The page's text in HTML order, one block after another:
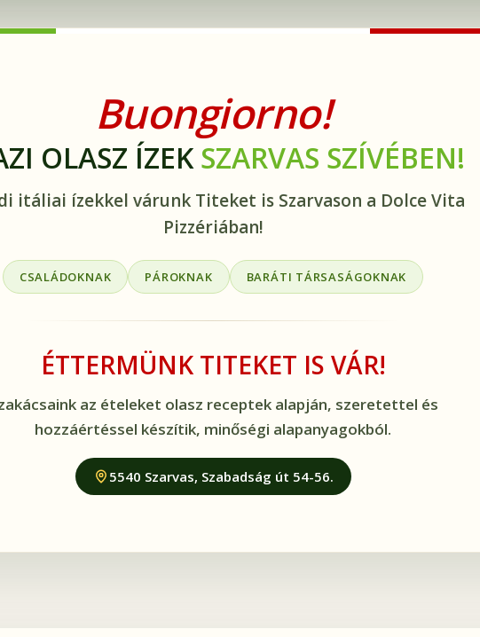
Buongiorno!
OLASZ ÍZEKSZARVAS SZÍVÉBEN!
itáliai ízekkel várunk Titeket is Szarvason a Dolce Vita
Pizzériában!
CSALÁDOKNAK PÁROKNAK BARÁTI TÁRSASÁGOKNAK
ÉTTERMÜNK TITEKET IS VÁR!
az ételeket olasz receptek alapján, szeretettel és
hozzáértéssel készítik, minőségi alapanyagokból.
5540 Szarvas, Szabadság út 54-56.